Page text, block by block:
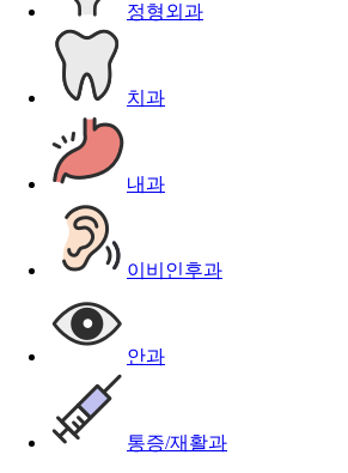
정형외과
치과
내과
이비인후과
안과
통증/재활과